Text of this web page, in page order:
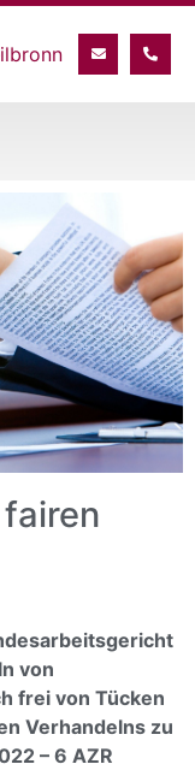
von
frei von Tücken
Verhandelns zu
– 6 AZR